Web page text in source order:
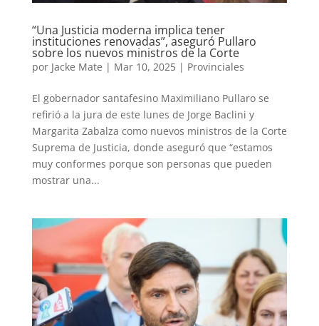
“Una Justicia moderna implica tener
instituciones renovadas”, aseguró Pullaro
sobre los nuevos ministros de la Corte
por Jacke Mate | Mar 10, 2025| Provinciales
El gobernador santafesino Maximiliano Pullaro se
refirió a la jura de este lunes de Jorge Baclini y
Margarita Zabalza como nuevos ministros de la Corte
Suprema de Justicia, donde aseguró que “estamos
muy conformes porque son personas que pueden
mostrar una...